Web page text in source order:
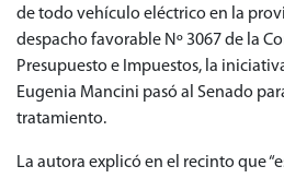
de todo vehículo eléctrico en la
despacho favorable Nº 3067 de la
Presupuesto e Impuestos, la
Eugenia Mancini pasó al Senado
tratamiento.
La autora explicó en el recinto que